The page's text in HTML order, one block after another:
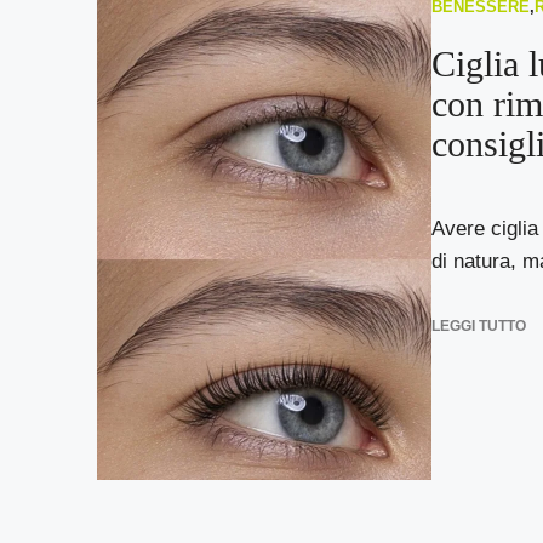
BENESSERE,
Ciglia
con
Avere ciglia
di natura,
LEGGI TUTTO